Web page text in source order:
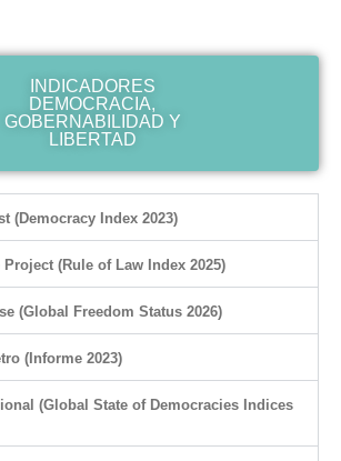
INDICADORES
DEMOCRACIA,
GOBERNABILIDAD Y
LIBERTAD
(Democracy Index 2023)
(Rule of Law Index 2025)
(Global Freedom Status 2026)
(Informe 2023)
(Global State of Democracies Indices